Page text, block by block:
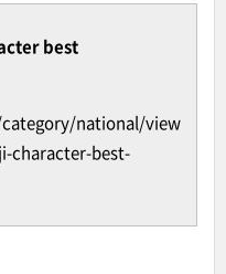
best
national/view
character-best-